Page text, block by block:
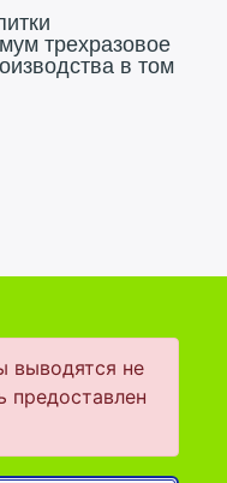
трехразовое
в том